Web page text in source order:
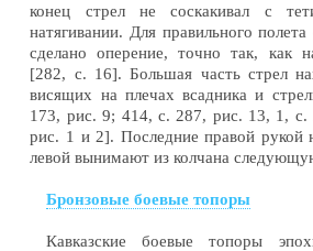
конец стрел не соскакивал с
натягивании. Для правильного
сделано оперение, точно так, как
[282, с. 16]. Большая часть стрел
висящих на плечах всадника и
173, рис. 9; 414, с. 287, рис. 13, 1,
рис. 1 и 2]. Последние правой рукой
левой вынимают из колчана
Бронзовые боевые топоры
Кавказские боевые топоры